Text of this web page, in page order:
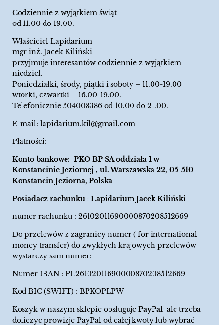
Codziennie z wyjątkiem świąt
od 11.00 do 19.00.
Właściciel Lapidarium
mgr inż. Jacek Kiliński
przyjmuje interesantów codziennie z wyjątkiem
niedziel.
Poniedziałki, środy, piątki i soboty – 11.00-19.00
wtorki, czwartki – 16.00-19.00.
Telefonicznie 504008386 od 10.00 do 21.00.
E-mail: lapidarium.kil@gmail.com
Płatności:
Konto bankowe: PKO BP SA oddziała 1 w
Konstancinie Jeziornej , ul. Warszawska 22, 05-510
Konstancin Jeziorna, Polska
Posiadacz rachunku : Lapidarium Jacek Kiliński
numer rachunku : 26102011690000870208512669
Do przelewów z zagranicy numer ( for international
money transfer) do zwykłych krajowych przelewów
wystarczy sam numer:
Numer IBAN : PL26102011690000870208512669
Kod BIC (SWIFT) : BPKOPLPW
Koszyk w naszym sklepie obsługuje PayPal ale trzeba
doliczyc prowizje PayPal od całej kwoty lub wybrać